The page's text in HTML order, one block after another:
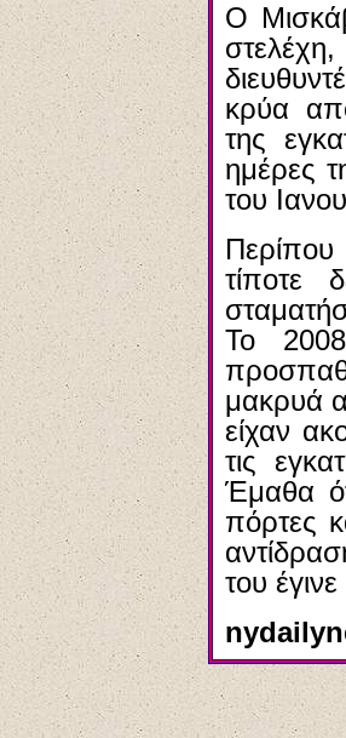
Ο
κρύα
της
ημέρες
του
τίποτε
Το
μακρυά
είχαν
τις
Έμαθα
πόρτες
του